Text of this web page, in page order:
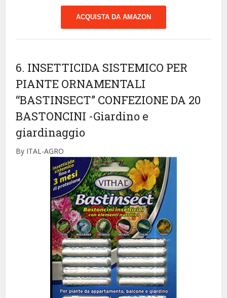
ACQUISTA DA AMAZON
6. INSETTICIDA SISTEMICO PER
PIANTE ORNAMENTALI
“BASTINSECT” CONFEZIONE DA 20
BASTONCINI -Giardino e
giardinaggio
By ITAL-AGRO